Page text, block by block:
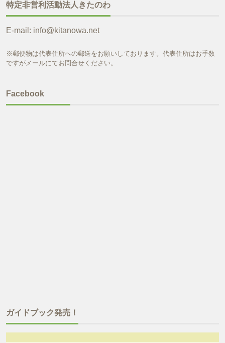
特定非営利活動法人きたのわ
E-mail: info@kitanowa.net
※郵便物は代表住所への郵送をお願いしております。代表住所はお手数
ですがメールにてお問合せください。
Facebook
ガイドブック発売！